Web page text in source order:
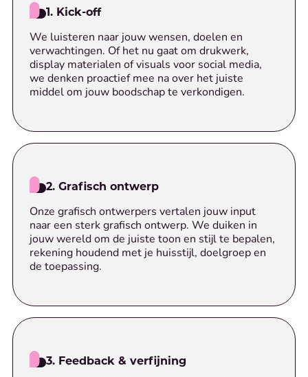
1. Kick-off
We luisteren naar jouw wensen, doelen en
verwachtingen. Of het nu gaat om drukwerk,
display materialen of visuals voor social media,
we denken proactief mee na over het juiste
middel om jouw boodschap te verkondigen.
2. Grafisch ontwerp
Onze grafisch ontwerpers vertalen jouw input
naar een sterk grafisch ontwerp. We duiken in
jouw wereld om de juiste toon en stijl te bepalen,
rekening houdend met je huisstijl, doelgroep en
de toepassing.
3. Feedback & verfijning